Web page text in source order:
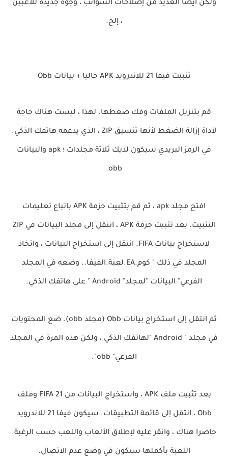
ولكن أيضا العديد من إصلاحات الشوائب ، وجوه جديدة للاعبين
، إلخ.
تثبيت فيفا 21 للاندرويد APK حاليا + بيانات Obb
قم بتنزيل الملفات وفك ضغطها. لهذا ، ليست هناك حاجة
لأداة إزالة الضغط لأنها تنسيق ZIP ، الذي يدعمه هاتفك الذكي.
في الرمز البريدي سيكون لديك ثلاثة مجلدات ؛ apk والبيانات
obb.
افتح مجلد apk ، ثم قم بتثبيت حزمة APK باتباع تعليمات
التثبيت. بعد تثبيت حزمة APK ، انتقل إلى مجلد البيانات في ZIP
لاستخراج بيانات FIFA. انتقل إلى استخراج البيانات ، واتخاذ
المجلد في ذلك " كوم.EA.لعبة.الفيفا.. وضعه في المجلد
الفرعي" البيانات "لمجلد" Android " على هاتفك الذكي.
ثم انتقل إلى استخراج بيانات Obb (مجلد obb). ضع المحتويات
في مجلد " Android "لهاتفك الذكي ، ولكن هذه المرة في المجلد
الفرعي" obb".
بعد تثبيت ملف APK ، واستخراج البيانات من FIFA 21 وملف
Obb ، انتقل إلى قائمة التطبيقات. سيكون فيفا 21 للاندرويد
حاضرا هناك ، وانقر عليه لإطلاق الألعاب واللعب حسب الرغبة.
اللعبة بأكملها ستكون في وضع عدم الاتصال.